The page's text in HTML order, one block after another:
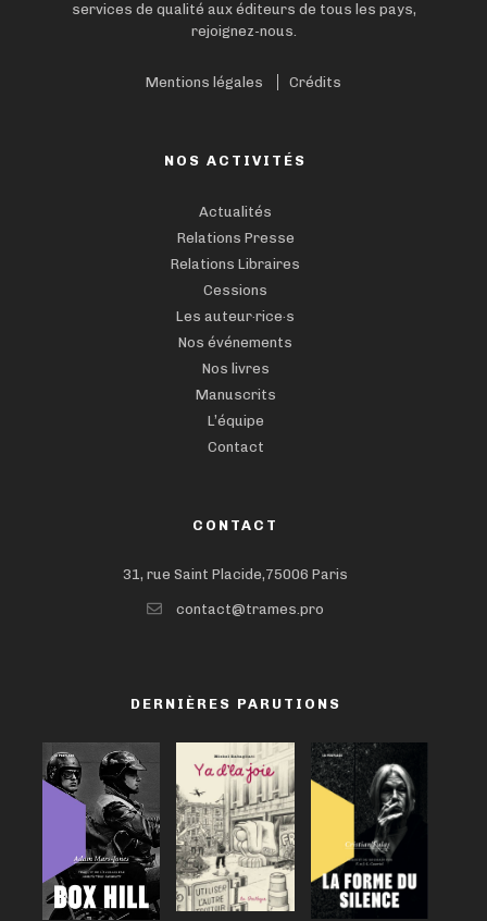
services de qualité aux éditeurs de tous les pays,
rejoignez-nous.
Mentions légales Crédits
NOS ACTIVITÉS
Actualités
Relations Presse
Relations Libraires
Cessions
Les auteur·rice·s
Nos événements
Nos livres
Manuscrits
L’équipe
Contact
CONTACT
31, rue Saint Placide,75006 Paris
contact@trames.pro
DERNIÈRES PARUTIONS